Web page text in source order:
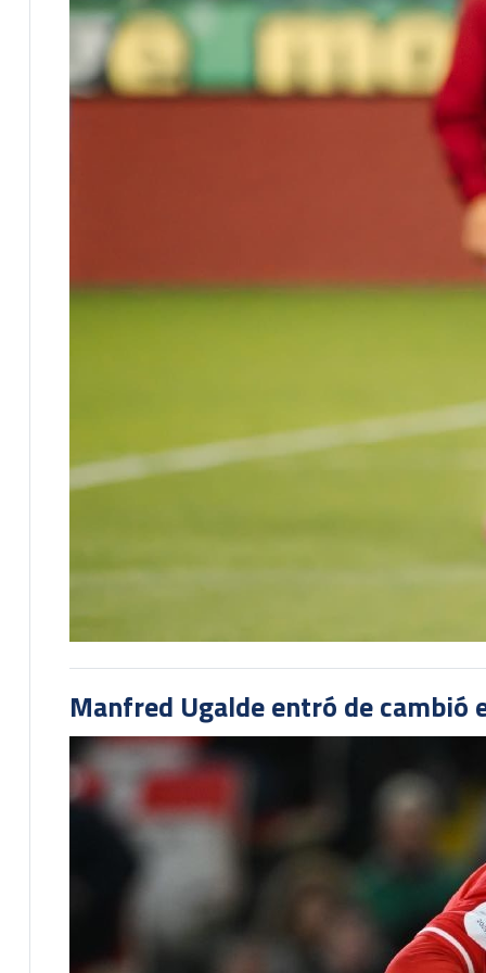
Manfred Ugalde entró de cambió